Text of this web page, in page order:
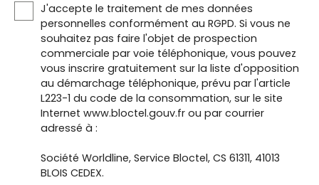
J'accepte le traitement de mes données
personnelles conformément au RGPD. Si vous ne
souhaitez pas faire l'objet de prospection
commerciale par voie téléphonique, vous pouvez
vous inscrire gratuitement sur la liste d'opposition
au démarchage téléphonique, prévu par l'article
L223-1 du code de la consommation, sur le site
Internet www.bloctel.gouv.fr ou par courrier
adressé à :
Société Worldline, Service Bloctel, CS 61311, 41013
BLOIS CEDEX.